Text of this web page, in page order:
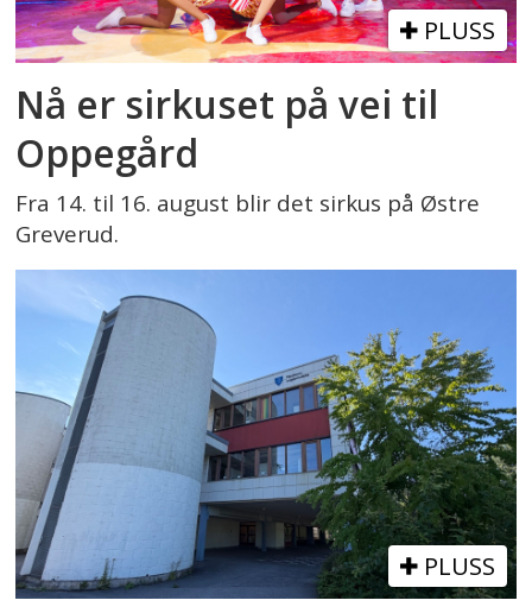
PLUSS
Nå er sirkuset på vei til
Oppegård
Fra 14. til 16. august blir det sirkus på Østre
Greverud.
PLUSS